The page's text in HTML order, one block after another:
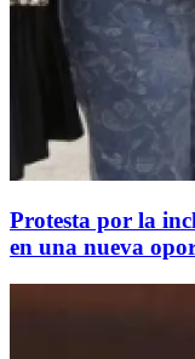
Protesta por la
en una nueva